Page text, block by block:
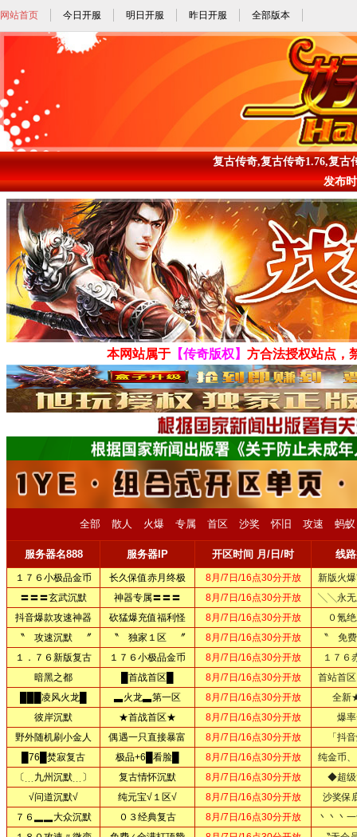
网站首页 今日开服 明日开服 昨日开服 全部版本
复古传奇,复古传奇1.76,复古
发布